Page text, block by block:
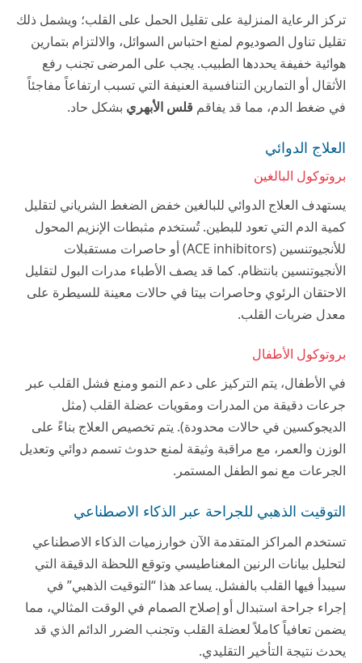
تركز الرعاية المنزلية على تقليل الحمل على القلب؛ ويشمل ذلك
تقليل تناول الصوديوم لمنع احتباس السوائل، والالتزام بتمارين
هوائية خفيفة يحددها الطبيب. يجب على المرضى تجنب رفع
الأثقال أو التمارين التنافسية العنيفة التي تسبب ارتفاعاً مفاجئاً
في ضغط الدم، مما قد يفاقم قلس الأبهري بشكل حاد.
العلاج الدوائي
بروتوكول البالغين
يستهدف العلاج الدوائي للبالغين خفض الضغط الشرياني لتقليل
كمية الدم التي تعود للبطين. تُستخدم مثبطات الإنزيم المحول
للأنجيوتنسين (ACE inhibitors) أو حاصرات مستقبلات
الأنجيوتنسين بانتظام. كما قد يصف الأطباء مدرات البول لتقليل
الاحتقان الرئوي وحاصرات بيتا في حالات معينة للسيطرة على
معدل ضربات القلب.
بروتوكول الأطفال
في الأطفال، يتم التركيز على دعم النمو ومنع فشل القلب عبر
جرعات دقيقة من المدرات ومقويات عضلة القلب (مثل
الديجوكسين في حالات محدودة). يتم تخصيص العلاج بناءً على
الوزن والعمر، مع مراقبة وثيقة لمنع حدوث تسمم دوائي وتعديل
الجرعات مع نمو الطفل المستمر.
التوقيت الذهبي للجراحة عبر الذكاء الاصطناعي
تستخدم المراكز المتقدمة الآن خوارزميات الذكاء الاصطناعي
لتحليل بيانات الرنين المغناطيسي وتوقع اللحظة الدقيقة التي
سيبدأ فيها القلب بالفشل. يساعد هذا “التوقيت الذهبي” في
إجراء جراحة استبدال أو إصلاح الصمام في الوقت المثالي، مما
يضمن تعافياً كاملاً لعضلة القلب وتجنب الضرر الدائم الذي قد
يحدث نتيجة التأخير التقليدي.